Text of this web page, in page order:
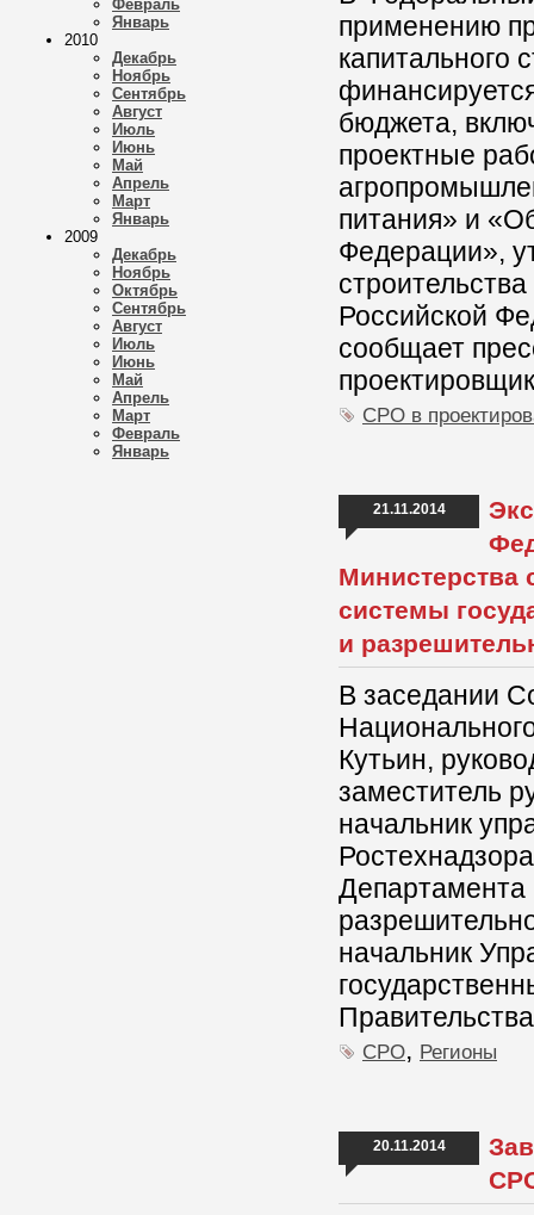
Февраль
Январь
2010
Декабрь
Ноябрь
Сентябрь
Август
Июль
Июнь
Май
Апрель
Март
Январь
2009
Декабрь
Ноябрь
Октябрь
Сентябрь
Август
Июль
Июнь
Май
Апрель
Март
Февраль
Январь
применению
капитального
бюджета,
проектные
питания» и
Федерации»,
Российской
сообщает
СРО в
21.11.2014
Министерства
системы
и
В заседании
Кутьин,
заместитель
начальник
Департамента
начальник
СРО, Регионы
20.11.2014